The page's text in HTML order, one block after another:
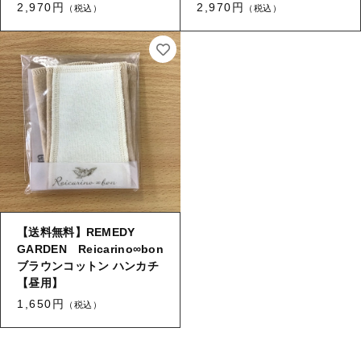
2,970円 （税込） 2,970円 （税込）
【送料無料】REMEDY
GARDEN Reicarino∞bon
ブラウンコットン ハンカチ
【昼用】
1,650円
（税込）